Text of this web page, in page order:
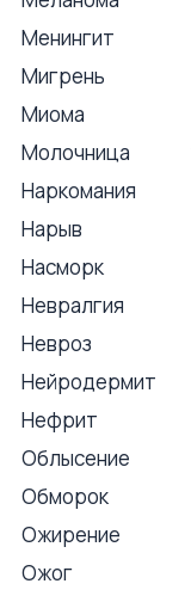
Менингит
Мигрень
Миома
Молочница
Наркомания
Нарыв
Насморк
Невралгия
Невроз
Нейродермит
Нефрит
Облысение
Обморок
Ожирение
Ожог